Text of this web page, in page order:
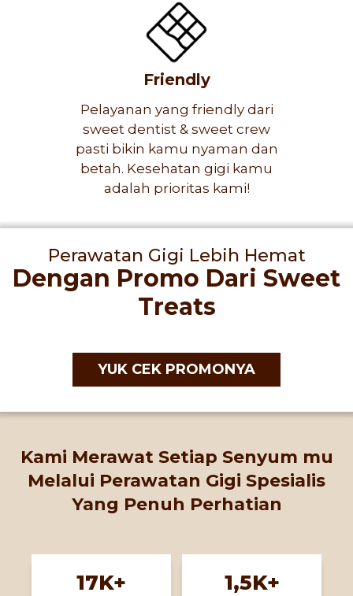
Friendly
Pelayanan yang friendly dari
sweet dentist & sweet crew
pasti bikin kamu nyaman dan
betah. Kesehatan gigi kamu
adalah prioritas kami!
Perawatan Gigi Lebih Hemat
Dengan Promo Dari Sweet
Treats
YUK CEK PROMONYA
Kami Merawat Setiap Senyum mu
Melalui Perawatan Gigi Spesialis
Yang Penuh Perhatian
17K+ 1,5K+